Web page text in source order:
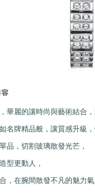
華麗的讓時尚與藝術結合
名牌精品般，讓質感升級
品，切割玻璃散發光芒，
型更動人，
，在腕間散發不凡的魅力